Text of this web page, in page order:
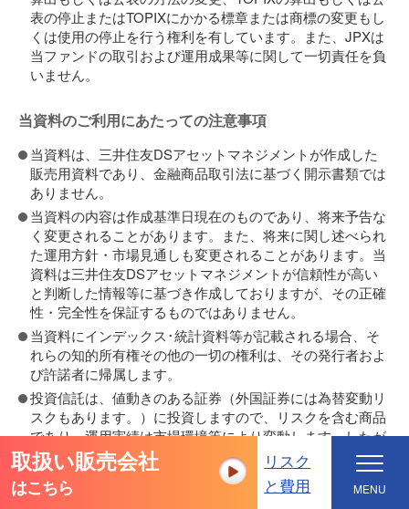
取扱い販売会社
はこちら
リスク
と費用
MENU
表の停止またはTOPIXにかかる標章または商標の変更もし
くは使用の停止を行う権利を有しています。また、JPXは
当ファンドの取引および運用成果等に関して一切責任を負
いません。
当資料のご利用にあたっての注意事項
当資料は、三井住友DSアセットマネジメントが作成した
販売用資料であり、金融商品取引法に基づく開示書類では
ありません。
当資料の内容は作成基準日現在のものであり、将来予告な
く変更されることがあります。また、将来に関し述べられ
た運用方針・市場見通しも変更されることがあります。当
資料は三井住友DSアセットマネジメントが信頼性が高い
と判断した情報等に基づき作成しておりますが、その正確
性・完全性を保証するものではありません。
当資料にインデックス･統計資料等が記載される場合、そ
れらの知的所有権その他の一切の権利は、その発行者およ
び許諾者に帰属します。
投資信託は、値動きのある証券（外国証券には為替変動リ
スクもあります。）に投資しますので、リスクを含む商品
であり、運用実績は市場環境等により変動します。したが
って元本や利回りが保証されているものではありません。
投資信託は、預貯金や保険契約と異なり、預金保険・貯金
保険・保険契約者保護機構の保護の対象ではありません。